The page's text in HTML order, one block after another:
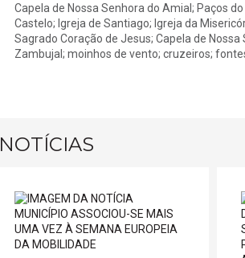
Capela de Nossa Senhora do Amial; Paços
Castelo; Igreja de Santiago; Igreja da
Sagrado Coração de Jesus; Capela de
Zambujal; moinhos de vento; cruzeiros;
NOTÍCIAS